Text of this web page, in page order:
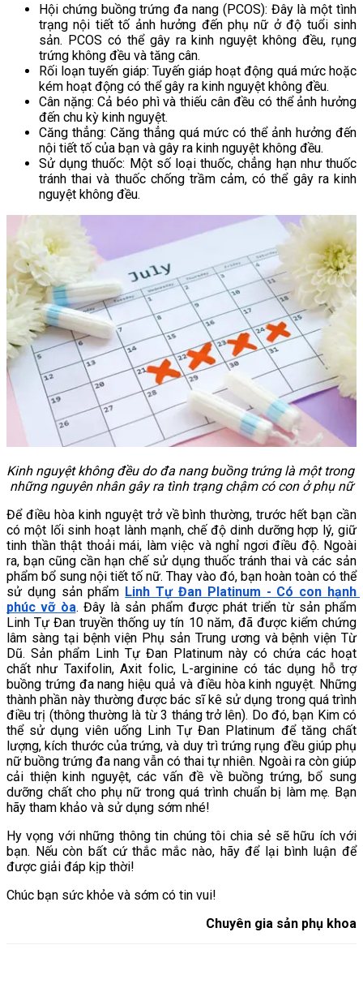
Hội chứng buồng trứng đa nang (PCOS): Đây là một tình
trạng nội tiết tố ảnh hưởng đến phụ nữ ở độ tuổi sinh
sản. PCOS có thể gây ra kinh nguyệt không đều, rụng
trứng không đều và tăng cân.
Rối loạn tuyến giáp: Tuyến giáp hoạt động quá mức hoặc
kém hoạt động có thể gây ra kinh nguyệt không đều.
Cân nặng: Cả béo phì và thiếu cân đều có thể ảnh hưởng
đến chu kỳ kinh nguyệt.
Căng thẳng: Căng thẳng quá mức có thể ảnh hưởng đến
nội tiết tố của bạn và gây ra kinh nguyệt không đều.
Sử dụng thuốc: Một số loại thuốc, chẳng hạn như thuốc
tránh thai và thuốc chống trầm cảm, có thể gây ra kinh
nguyệt không đều.
Kinh nguyệt không đều do đa nang buồng trứng là một trong
những nguyên nhân gây ra tình trạng chậm có con ở phụ nữ
Để điều hòa kinh nguyệt trở về bình thường, trước hết bạn cần
có một lối sinh hoạt lành mạnh, chế độ dinh dưỡng hợp lý, giữ
tinh thần thật thoải mái, làm việc và nghỉ ngơi điều độ. Ngoài
ra, bạn cũng cần hạn chế sử dụng thuốc tránh thai và các sản
phẩm bổ sung nội tiết tố nữ. Thay vào đó, bạn hoàn toàn có thể
sử dụng sản phẩm Linh Tự Đan Platinum - Có con hạnh
phúc vỡ òa. Đây là sản phẩm được phát triển từ sản phẩm
Linh Tự Đan truyền thống uy tín 10 năm, đã được kiểm chứng
lâm sàng tại bệnh viện Phụ sản Trung ương và bệnh viện Từ
Dũ. Sản phẩm Linh Tự Đan Platinum này có chứa các hoạt
chất như Taxifolin, Axit folic, L-arginine có tác dụng hỗ trợ
buồng trứng đa nang hiệu quả và điều hòa kinh nguyệt. Những
thành phần này thường được bác sĩ kê sử dụng trong quá trình
điều trị (thông thường là từ 3 tháng trở lên). Do đó, bạn Kim có
thể sử dụng viên uống Linh Tự Đan Platinum để tăng chất
lượng, kích thước của trứng, và duy trì trứng rụng đều giúp phụ
nữ buồng trứng đa nang vẫn có thai tự nhiên. Ngoài ra còn giúp
cải thiện kinh nguyệt, các vấn đề về buồng trứng, bổ sung
dưỡng chất cho phụ nữ trong quá trình chuẩn bị làm mẹ. Bạn
hãy tham khảo và sử dụng sớm nhé!
Hy vọng với những thông tin chúng tôi chia sẻ sẽ hữu ích với
bạn. Nếu còn bất cứ thắc mắc nào, hãy để lại bình luận để
được giải đáp kịp thời!
Chúc bạn sức khỏe và sớm có tin vui!
Chuyên gia sản phụ khoa